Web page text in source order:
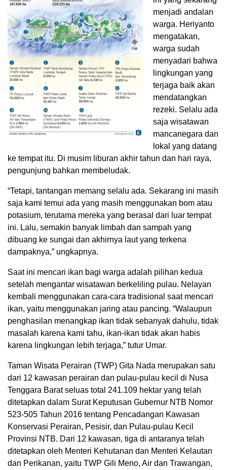
menjadi andalan
warga. Heriyanto
mengatakan,
warga sudah
menyadari bahwa
lingkungan yang
terjaga baik akan
mendatangkan
rezeki. Selalu ada
saja wisatawan
mancanegara dan
lokal yang datang
ke tempat itu. Di musim liburan akhir tahun dan hari raya,
pengunjung bahkan membeludak.
“Tetapi, tantangan memang selalu ada. Sekarang ini masih
saja kami temui ada yang masih menggunakan bom atau
potasium, terutama mereka yang berasal dari luar tempat
ini. Lalu, semakin banyak limbah dan sampah yang
dibuang ke sungai dan akhirnya laut yang terkena
dampaknya,” ungkapnya.
Saat ini mencari ikan bagi warga adalah pilihan kedua
setelah mengantar wisatawan berkeliling pulau. Nelayan
kembali menggunakan cara-cara tradisional saat mencari
ikan, yaitu menggunakan jaring atau pancing. “Walaupun
penghasilan menangkap ikan tidak sebanyak dahulu, tidak
masalah karena kami tahu, ikan-ikan tidak akan habis
karena lingkungan lebih terjaga,” tutur Umar.
Taman Wisata Perairan (TWP) Gita Nada merupakan satu
dari 12 kawasan perairan dan pulau-pulau kecil di Nusa
Tenggara Barat seluas total 241.109 hektar yang telah
ditetapkan dalam Surat Keputusan Gubernur NTB Nomor
523-505 Tahun 2016 tentang Pencadangan Kawasan
Konservasi Perairan, Pesisir, dan Pulau-pulau Kecil
Provinsi NTB. Dari 12 kawasan, tiga di antaranya telah
ditetapkan oleh Menteri Kehutanan dan Menteri Kelautan
dan Perikanan, yaitu TWP Gili Meno, Air dan Trawangan,